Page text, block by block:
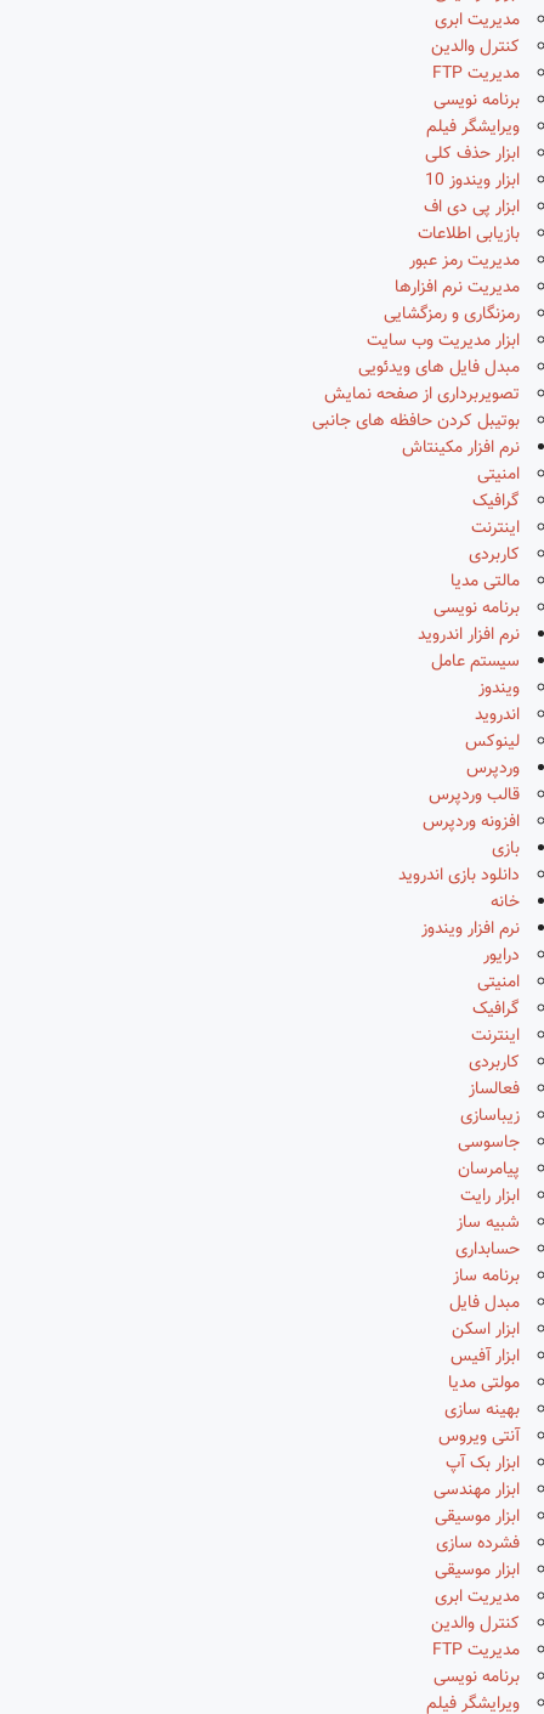
مدیریت ابری
کنترل والدین
مدیریت FTP
برنامه نویسی
ویرایشگر فیلم
ابزار حذف کلی
ابزار ویندوز 10
ابزار پی دی اف
بازیابی اطلاعات
مدیریت رمز عبور
مدیریت نرم افزارها
رمزنگاری و رمزگشایی
ابزار مدیریت وب سایت
مبدل فایل های ویدئویی
تصویربرداری از صفحه نمایش
بوتیبل کردن حافظه های جانبی
نرم افزار مکینتاش
امنیتی
گرافیک
اینترنت
کاربردی
مالتی مدیا
برنامه نویسی
نرم افزار اندروید
سیستم عامل
ویندوز
اندروید
لینوکس
وردپرس
قالب وردپرس
افزونه وردپرس
بازی
دانلود بازی اندروید
خانه
نرم افزار ویندوز
درایور
امنیتی
گرافیک
اینترنت
کاربردی
فعالساز
زیباسازی
جاسوسی
پیامرسان
ابزار رایت
شبیه ساز
حسابداری
برنامه ساز
مبدل فایل
ابزار اسکن
ابزار آفیس
مولتی مدیا
بهینه سازی
آنتی ویروس
ابزار بک آپ
ابزار مهندسی
ابزار موسیقی
فشرده سازی
ابزار موسیقی
مدیریت ابری
کنترل والدین
مدیریت FTP
برنامه نویسی
ویرایشگر فیلم